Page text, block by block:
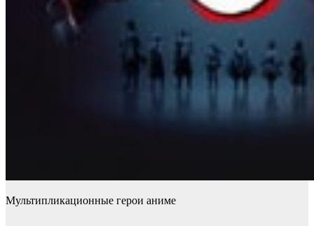
Мультипликационные герои аниме